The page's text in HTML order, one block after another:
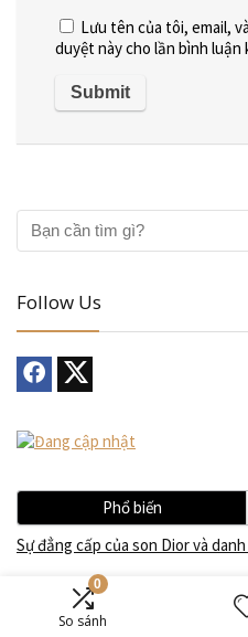
0
So sánh
Lưu tên của tôi, email,
duyệt này cho lần bình luận
Follow Us
Phổ biến
Sự đẳng cấp của son Dior và danh
Tất tần tật những điều cần biết về